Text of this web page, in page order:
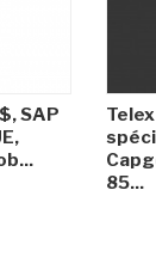
SAP
85...